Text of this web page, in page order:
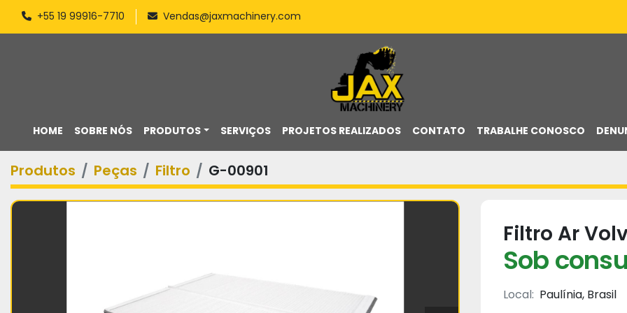
+55 19 99916-7710 Vendas@jaxmachinery.com
HOME PRODUTOS
SOBRE NÓS SERVIÇOS PROJETOS REALIZADOS CONTATO TRABALHE CONOSCO
Produtos Peças Filtro G-00901
Filtro Ar
Sob
Local: Paulínia, Brasil